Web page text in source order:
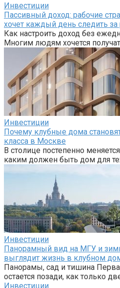
Инвестиции
Пассивный доход: рабочие
хочет каждый день следить
Как настроить доход без
Многим людям хочется
Инвестиции
Почему клубные дома
класса в Москве
В столице постепенно
каким должен быть дом для
Инвестиции
Панорамный вид на МГУ и
выглядит жизнь в клубном
Панорамы, сад и тишина
остается позади, как только
Инвестиции